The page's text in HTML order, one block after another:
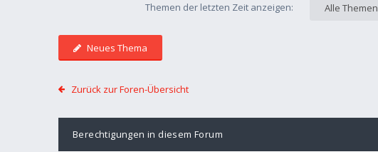
Themen der letzten Zeit anzeigen: Alle Themen
Neues Thema
Zurück zur Foren-Übersicht
Berechtigungen in diesem Forum